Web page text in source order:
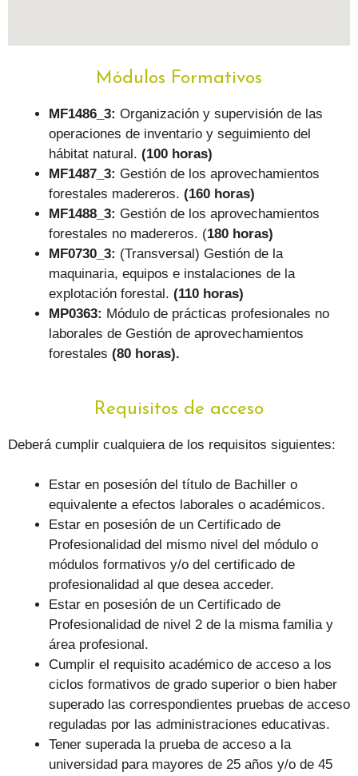
Módulos Formativos
MF1486_3: Organización y supervisión de las
operaciones de inventario y seguimiento del
hábitat natural. (100 horas)
MF1487_3: Gestión de los aprovechamientos
forestales madereros. (160 horas)
MF1488_3: Gestión de los aprovechamientos
forestales no madereros. (180 horas)
MF0730_3: (Transversal) Gestión de la
maquinaria, equipos e instalaciones de la
explotación forestal. (110 horas)
MP0363: Módulo de prácticas profesionales no
laborales de Gestión de aprovechamientos
forestales (80 horas).
Requisitos de acceso
Deberá cumplir cualquiera de los requisitos siguientes:
Estar en posesión del título de Bachiller o
equivalente a efectos laborales o académicos.
Estar en posesión de un Certificado de
Profesionalidad del mismo nivel del módulo o
módulos formativos y/o del certificado de
profesionalidad al que desea acceder.
Estar en posesión de un Certificado de
Profesionalidad de nivel 2 de la misma familia y
área profesional.
Cumplir el requisito académico de acceso a los
ciclos formativos de grado superior o bien haber
superado las correspondientes pruebas de acceso
reguladas por las administraciones educativas.
Tener superada la prueba de acceso a la
universidad para mayores de 25 años y/o de 45